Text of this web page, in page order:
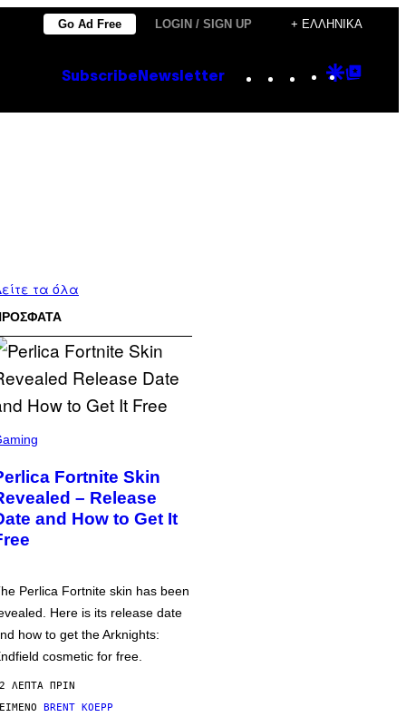
Go Ad Free LOGIN / SIGN UP + ΕΛΛΗΝΙΚΆ
Subscribe Newsletter Instagram
TikTok
YouTube
Google
τα όλα
Fortnite Skin
– Release
and How to Get It
Perlica Fortnite skin has been
Here is its release date
how to get the Arknights:
cosmetic for free.
ΛΕΠΤΆ ΠΡΙΝ
BRENT KOEPP